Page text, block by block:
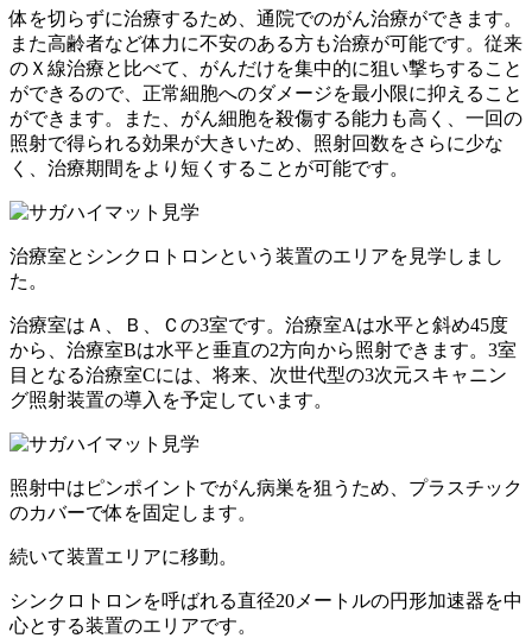
体を切らずに治療するため、通院でのがん治療ができます。
また高齢者など体力に不安のある方も治療が可能です。従来
のＸ線治療と比べて、がんだけを集中的に狙い撃ちすること
ができるので、正常細胞へのダメージを最小限に抑えること
ができます。また、がん細胞を殺傷する能力も高く、一回の
照射で得られる効果が大きいため、照射回数をさらに少な
く、治療期間をより短くすることが可能です。
治療室とシンクロトロンという装置のエリアを見学しまし
た。
治療室はＡ、Ｂ、Ｃの3室です。治療室Aは水平と斜め45度
から、治療室Bは水平と垂直の2方向から照射できます。3室
目となる治療室Cには、将来、次世代型の3次元スキャニン
グ照射装置の導入を予定しています。
照射中はピンポイントでがん病巣を狙うため、プラスチック
のカバーで体を固定します。
続いて装置エリアに移動。
シンクロトロンを呼ばれる直径20メートルの円形加速器を中
心とする装置のエリアです。